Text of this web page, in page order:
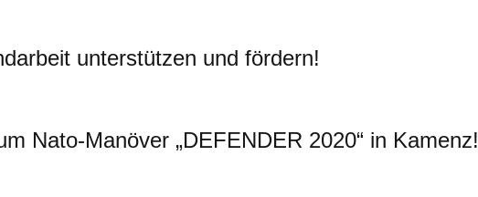
unterstützen und fördern!
Nato-Manöver „DEFENDER 2020“ in Kamenz!